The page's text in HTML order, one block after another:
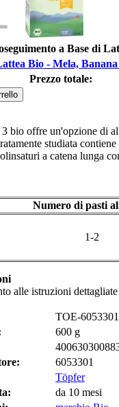
a Base di
Bio - Mela, Banana
Prezzo totale:
bio offre un'opzione di
studiata
a catena lunga
Numero di pasti
1-2
alle istruzioni
TOE-6053301
600 g
6053301
Töpfer
da 10 mesi